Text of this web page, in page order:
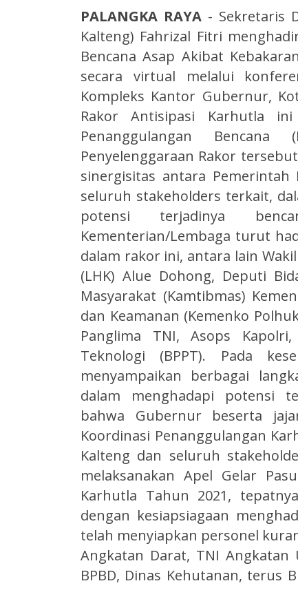
PALANGKA RAYA - Sekretaris
Kalteng) Fahrizal Fitri
Bencana Asap Akibat
secara virtual melalui
Kompleks Kantor Gubernur,
Rakor Antisipasi Karhutla
Penanggulangan
Penyelenggaraan Rakor
sinergisitas antara Pemerintah
seluruh stakeholders terkait,
potensi terjadinya
Kementerian/Lembaga turut
dalam rakor ini, antara lain
(LHK) Alue Dohong, Deputi
Masyarakat (Kamtibmas)
dan Keamanan (Kemenko
Panglima TNI, Asops
Teknologi (BPPT). Pada
menyampaikan berbagai
dalam menghadapi potensi
bahwa Gubernur beserta
Koordinasi Penanggulangan
Kalteng dan seluruh
melaksanakan Apel Gelar
Karhutla Tahun 2021,
dengan kesiapsiagaan
telah menyiapkan personel
Angkatan Darat, TNI Angkatan
BPBD, Dinas Kehutanan, terus